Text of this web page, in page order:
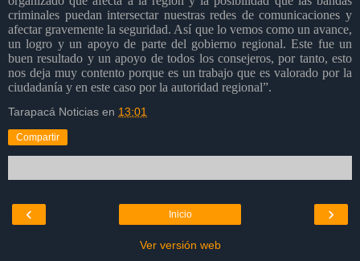
criminales puedan intersectar nuestras redes de comunicaciones y
afectar gravemente la seguridad. Así que lo vemos como un avance,
un logro y un apoyo de parte del gobierno regional. Este fue un
buen resultado y un apoyo de todos los consejeros, por tanto, esto
nos deja muy contento porque es un trabajo que es valorado por la
ciudadanía y en este caso por la autoridad regional”.
Tarapacá Noticias en 13:01
Compartir
‹ ›
Inicio
Ver versión web